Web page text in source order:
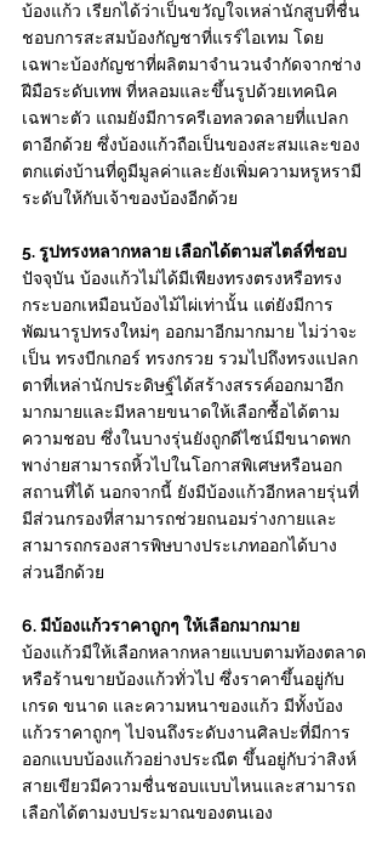
บ้องแก้ว เรียกได้ว่าเป็นขวัญใจเหล่านักสูบที่ชื่น
ชอบการสะสมบ้องกัญชาที่แรร์ไอเทม โดย
เฉพาะบ้องกัญชาที่ผลิตมาจำนวนจำกัดจากช่าง
ฝีมือระดับเทพ ที่หลอมและขึ้นรูปด้วยเทคนิค
เฉพาะตัว แถมยังมีการครีเอทลวดลายที่แปลก
ตาอีกด้วย ซึ่งบ้องแก้วถือเป็นของสะสมและของ
ตกแต่งบ้านที่ดูมีมูลค่าและยังเพิ่มความหรูหรามี
ระดับให้กับเจ้าของบ้องอีกด้วย
5. รูปทรงหลากหลาย เลือกได้ตามสไตล์ที่ชอบ
ปัจจุบัน บ้องแก้วไม่ได้มีเพียงทรงตรงหรือทรง
กระบอกเหมือนบ้องไม้ไผ่เท่านั้น แต่ยังมีการ
พัฒนารูปทรงใหม่ๆ ออกมาอีกมากมาย ไม่ว่าจะ
เป็น ทรงบีกเกอร์ ทรงกรวย รวมไปถึงทรงแปลก
ตาที่เหล่านักประดิษฐ์ได้สร้างสรรค์ออกมาอีก
มากมายและมีหลายขนาดให้เลือกซื้อได้ตาม
ความชอบ ซึ่งในบางรุ่นยังถูกดีไซน์มีขนาดพก
พาง่ายสามารถหิ้วไปในโอกาสพิเศษหรือนอก
สถานที่ได้ นอกจากนี้ ยังมีบ้องแก้วอีกหลายรุ่นที่
มีส่วนกรองที่สามารถช่วยถนอมร่างกายและ
สามารถกรองสารพิษบางประเภทออกได้บาง
ส่วนอีกด้วย
6. มีบ้องแก้วราคาถูกๆ ให้เลือกมากมาย
บ้องแก้วมีให้เลือกหลากหลายแบบตามท้องตลาด
หรือร้านขายบ้องแก้วทั่วไป ซึ่งราคาขึ้นอยู่กับ
เกรด ขนาด และความหนาของแก้ว มีทั้งบ้อง
แก้วราคาถูกๆ ไปจนถึงระดับงานศิลปะที่มีการ
ออกแบบบ้องแก้วอย่างประณีต ขึ้นอยู่กับว่าสิงห์
สายเขียวมีความชื่นชอบแบบไหนและสามารถ
เลือกได้ตามงบประมาณของตนเอง